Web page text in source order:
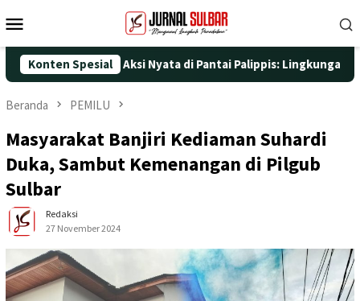
ke
Mobile
Konten Spesial
dengan Aksi Nyata di Pantai Palippis: Lingkungan dan
Beranda PEMILU
Masyarakat Banjiri Kediaman Suhardi
Duka, Sambut Kemenangan di Pilgub
Sulbar
Redaksi
27 November 2024